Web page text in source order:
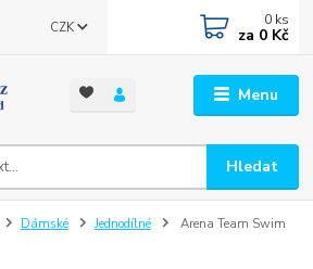
Menu
CZK
Hledat
0 ks
za 0 Kč
Dámské Jednodílné
Arena Team Swim